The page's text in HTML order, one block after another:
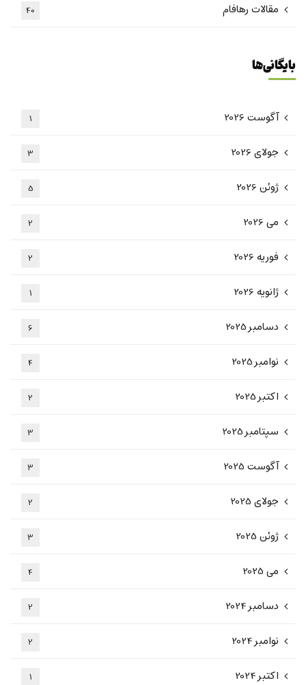
مقالات رهافام 40
بایگانی‌ها
آگوست 2026 1
جولای 2026 3
ژوئن 2026 5
می 2026 2
فوریه 2026 2
ژانویه 2026 1
دسامبر 2025 6
نوامبر 2025 4
اکتبر 2025 2
سپتامبر 2025 3
آگوست 2025 3
جولای 2025 2
ژوئن 2025 3
می 2025 4
دسامبر 2024 2
نوامبر 2024 2
اکتبر 2024 1